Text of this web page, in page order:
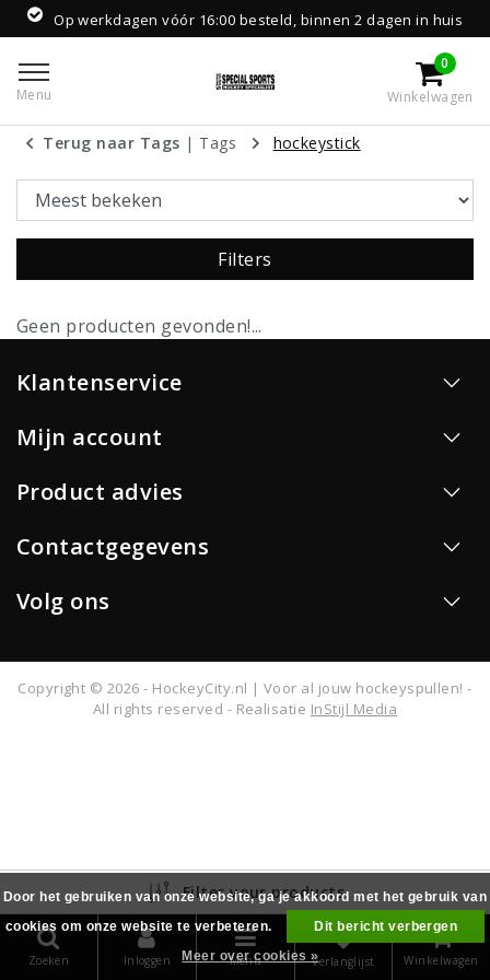
Op werkdagen vóór 16:00 besteld, binnen 2 dagen in huis
Menu
0
Winkelwagen
Terug naar Tags | Tags hockeystick
Filters
Geen producten gevonden!...
Klantenservice
Mijn account
Product advies
Contactgegevens
Volg ons
Copyright © 2026 - HockeyCity.nl | Voor al jouw hockeyspullen! -
All rights reserved - Realisatie InStijl Media
Filter your products
Zoeken Inloggen Menu Verlanglijst
0
Winkelwagen
Door het gebruiken van onze website, ga je akkoord met het gebruik van
cookies om onze website te verbeteren.
Dit bericht verbergen
Meer over cookies »